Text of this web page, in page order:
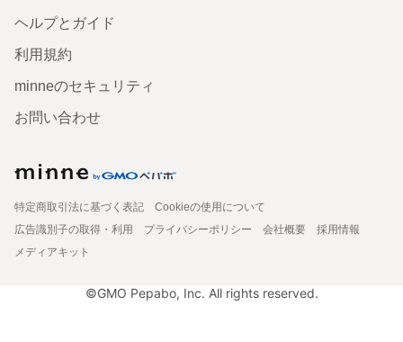
ヘルプとガイド
利用規約
minneのセキュリティ
お問い合わせ
特定商取引法に基づく表記
Cookieの使用について
広告識別子の取得・利用
プライバシーポリシー 会社概要
採用情報
メディアキット
©GMO Pepabo, Inc. All rights reserved.